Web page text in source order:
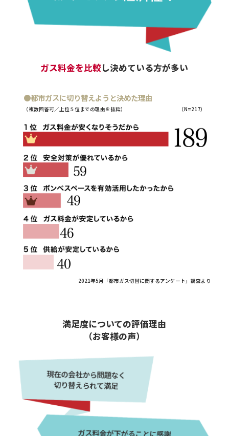
ガス料金を比較し決めている方が多い
●都市ガスに切り替えようと決めた理由
（複数回答可／上位５位までの理由を抜粋） （N=217）
2021年5月「都市ガス切替に関するアンケート」調査より
満足度についての評価理由
（お客様の声）
現在の会社から問題なく
切り替えられて満足
ガス料金が下がることに感謝